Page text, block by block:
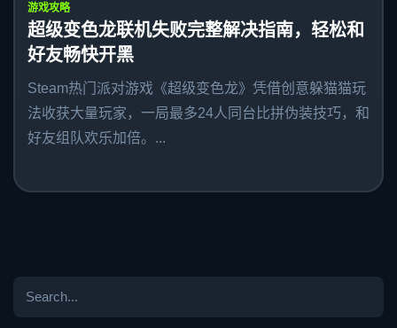
游戏攻略
超级变色龙联机失败完整解决指南，轻松和
好友畅快开黑
Steam热门派对游戏《超级变色龙》凭借创意躲猫猫玩
法收获大量玩家，一局最多24人同台比拼伪装技巧，和
好友组队欢乐加倍。...